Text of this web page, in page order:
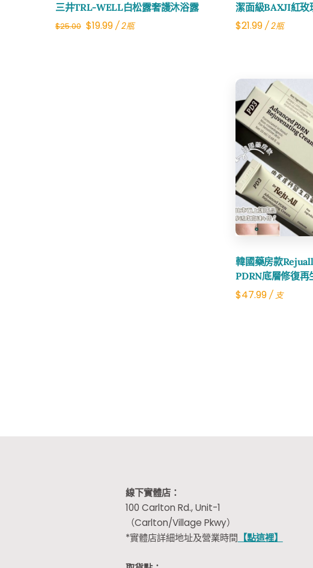
三井TRL-WELL白松露奢護沐浴露
$25.00 Original
$19.99Current
/ 2瓶
潔面級BAXJI紅玫
$21.99 / 2瓶
韓國藥房款
PDRN底層修復再
$47.99 / 支
Share
線下實體店：
100 Carlton Rd., Unit-1
（Carlton/Village Pkwy）
*實體店詳細地址及營業時間 【點這裡】